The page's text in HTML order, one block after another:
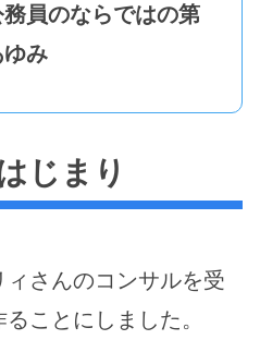
員のならではの第
ゆみ
じまり
さんのコンサルを受
ことにしました。